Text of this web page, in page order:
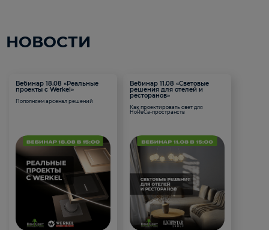
НОВОСТИ
Вебинар 18.08 «Реальные
проекты с Werkel»
Пополняем арсенал решений
Вебинар 11.08 «Световые
решения для отелей и
ресторанов»
Как проектировать свет для
HoReCa-пространств